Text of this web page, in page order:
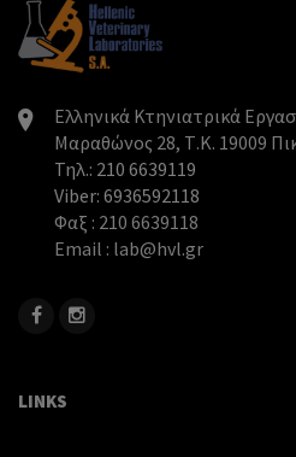
Ελληνικά Κτηνιατρικά
Μαραθώνος 28, Τ.Κ. 19009
Τηλ.: 210 6639119
Viber: 6936592118
Φαξ : 210 6639118
Email : lab@hvl.gr
LINKS